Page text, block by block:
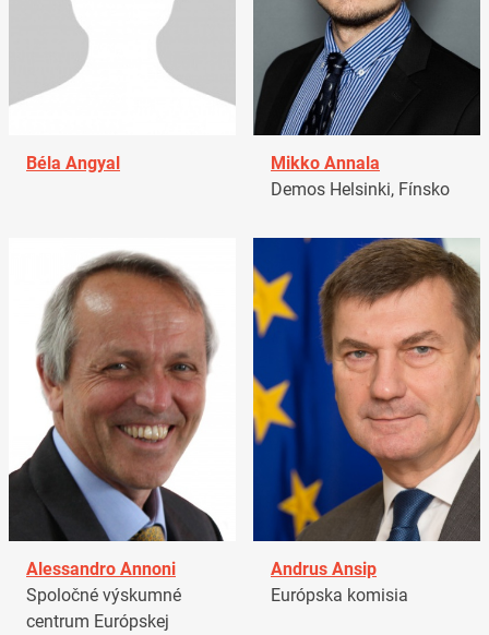
Béla Angyal
Mikko Annala
Demos Helsinki, Fínsko
Alessandro Annoni
Spoločné výskumné
centrum Európskej
Andrus Ansip
Európska komisia